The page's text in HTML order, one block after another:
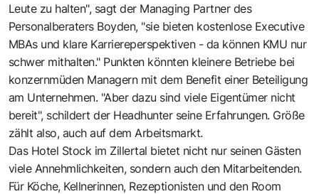
Leute zu halten", sagt der Managing Partner des
Personalberaters Boyden, "sie bieten kostenlose Executive
MBAs und klare Karriereperspektiven - da können KMU nur
schwer mithalten." Punkten könnten kleinere Betriebe bei
konzernmüden Managern mit dem Benefit einer Beteiligung
am Unternehmen. "Aber dazu sind viele Eigentümer nicht
bereit", schildert der Headhunter seine Erfahrungen. Größe
zählt also, auch auf dem Arbeitsmarkt.
Das Hotel Stock im Zillertal bietet nicht nur seinen Gästen
viele Annehmlichkeiten, sondern auch den Mitarbeitenden.
Für Köche, Kellnerinnen, Rezeptionisten und den Room